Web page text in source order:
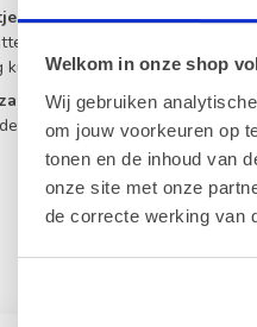
Welkom in onze shop
Wij gebruiken
om jouw voorkeuren op
tonen en de inhoud van
onze site met onze
de correcte werking van
geschikt voor mensen met
van andere noten,
zijn.
traktatie?
iconische vorm maken deze